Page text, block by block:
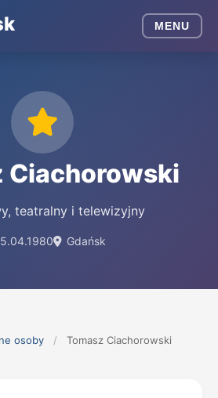
MENU
Ciachorowski
teatralny i telewizyjny
Gdańsk
osoby / Tomasz Ciachorowski